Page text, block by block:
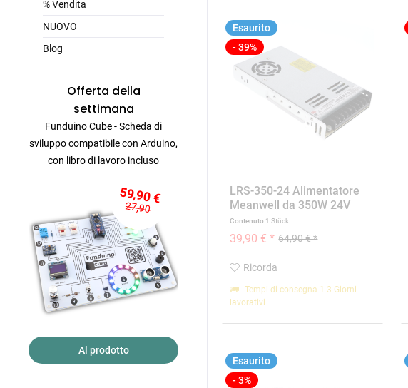
% Vendita
NUOVO
Blog
Offerta della
settimana
Funduino Cube - Scheda di
sviluppo compatibile con Arduino,
con libro di lavoro incluso
59,90 €
27,90
Al prodotto
Esaurito
- 39%
LRS-350-24 Alimentatore
Meanwell da 350W 24V
DC...
Contenuto 1 Stück
64,90 € *
39,90 € *
Ricorda
Tempi di consegna 1-3 Giorni
lavorativi
Esaurito
- 3%